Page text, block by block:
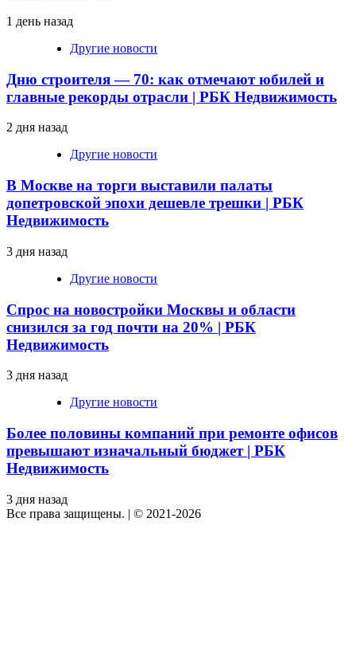
1 день назад
Другие новости
Дню строителя — 70: как отмечают юбилей и
главные рекорды отрасли | РБК Недвижимость
2 дня назад
Другие новости
В Москве на торги выставили палаты
допетровской эпохи дешевле трешки | РБК
Недвижимость
3 дня назад
Другие новости
Спрос на новостройки Москвы и области
снизился за год почти на 20% | РБК
Недвижимость
3 дня назад
Другие новости
Более половины компаний при ремонте офисов
превышают изначальный бюджет | РБК
Недвижимость
3 дня назад
Все права защищены. | © 2021-2026